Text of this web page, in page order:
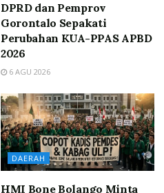
DPRD dan Pemprov
Gorontalo Sepakati
Perubahan KUA-PPAS APBD
2026
6 AGU 2026
DAERAH
HMI Bone Bolango Minta